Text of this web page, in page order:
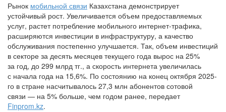
Рынок мобильной связи Казахстана демонстрирует
устойчивый рост. Увеличивается объем предоставляемых
услуг, растет потребление мобильного интернет-трафика,
расширяются инвестиции в инфраструктуру, а качество
обслуживания постепенно улучшается. Так, объем инвестиций
в секторе за десять месяцев текущего года вырос на 25%
за год, до 299 млрд тг., а скорость интернета увеличилась
с начала года на 15,6%. По состоянию на конец октября 2025-
го в стране насчитывалось 27,3 млн абонентов сотовой
связи — на 5% больше, чем годом ранее, передает
Finprom.kz.